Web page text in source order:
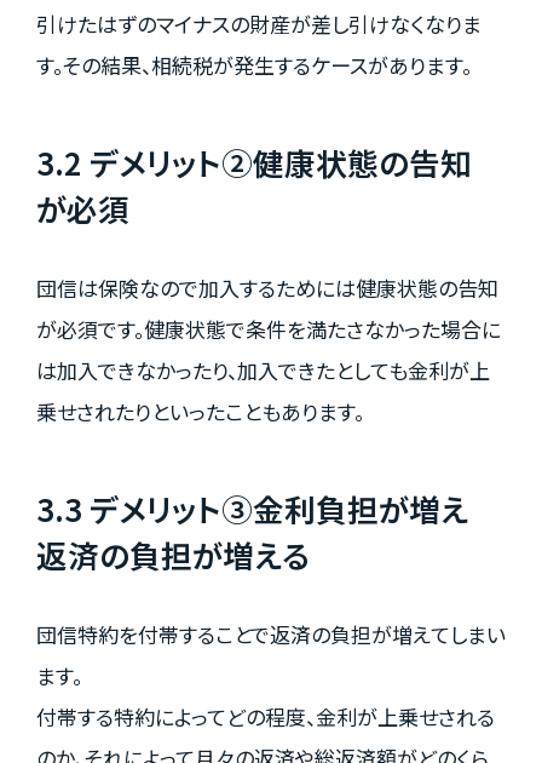
引けたはずのマイナスの財産が差し引けなくなりま
す。その結果、相続税が発生するケースがあります。
3.2 デメリット②健康状態の告知
が必須
団信は保険なので加入するためには健康状態の告知
が必須です。健康状態で条件を満たさなかった場合に
は加入できなかったり、加入できたとしても金利が上
乗せされたりといったこともあります。
3.3 デメリット③金利負担が増え
返済の負担が増える
団信特約を付帯することで返済の負担が増えてしまい
ます。
付帯する特約によってどの程度、金利が上乗せされる